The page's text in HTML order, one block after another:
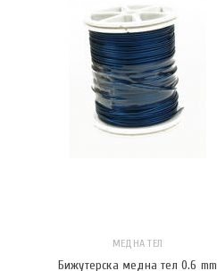
МЕДНА ТЕЛ
Бижутерска медна тел 0.6 mm